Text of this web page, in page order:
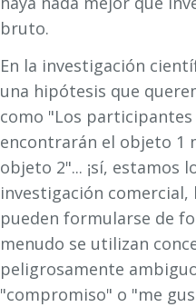
bruto.
En la investigación
una hipótesis que
como "Los
encontrarán el objeto 1
objeto 2"... ¡sí, estamos
investigación comercial,
pueden formularse de
menudo se utilizan
peligrosamente
"compromiso" o "me